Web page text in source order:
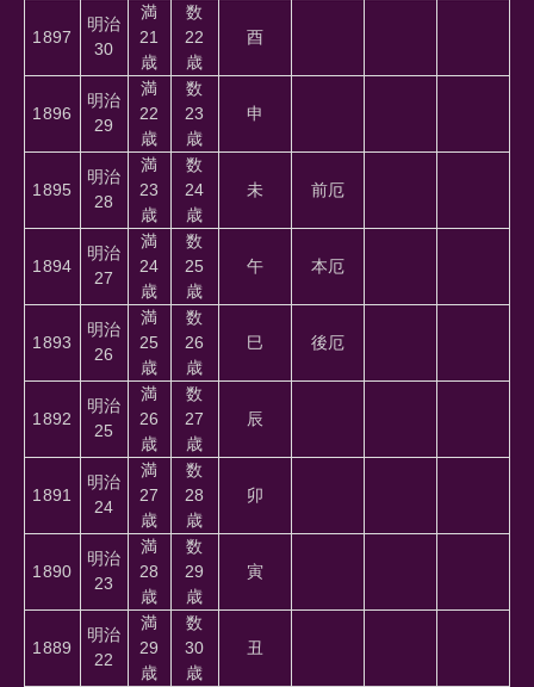
1897
明治
30
満
21
歳
数
22
歳
酉
1896
明治
29
満
22
歳
数
23
歳
申
1895
明治
28
満
23
歳
数
24
歳
未 前厄
1894
明治
27
満
24
歳
数
25
歳
午 本厄
1893
明治
26
満
25
歳
数
26
歳
巳 後厄
1892
明治
25
満
26
歳
数
27
歳
辰
1891
明治
24
満
27
歳
数
28
歳
卯
1890
明治
23
満
28
歳
数
29
歳
寅
1889
明治
22
満
29
歳
数
30
歳
丑